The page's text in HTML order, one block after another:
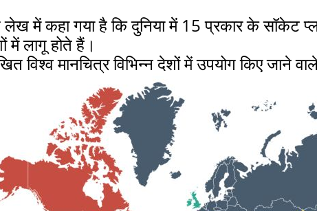
लेख में कहा गया है कि दुनिया में 15 प्रकार के सॉकेट
में लागू होते हैं।
विश्व मानचित्र विभिन्न देशों में उपयोग किए जाने